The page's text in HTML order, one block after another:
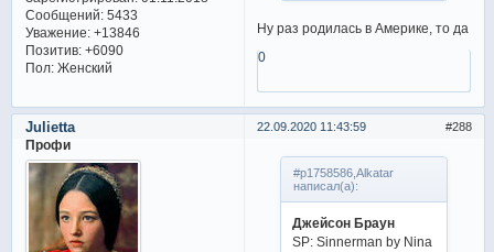
Сообщений:5433
Уважение: +13846
Позитив: +6090
Пол:Женский
Ну раз родилась в Америке, то да
0
288
22.09.2020 11:43:59
Julietta
Профи
#p1758586,Alkatar
написал(а):
Джейсон Браун
SP: Sinnerman by Nina